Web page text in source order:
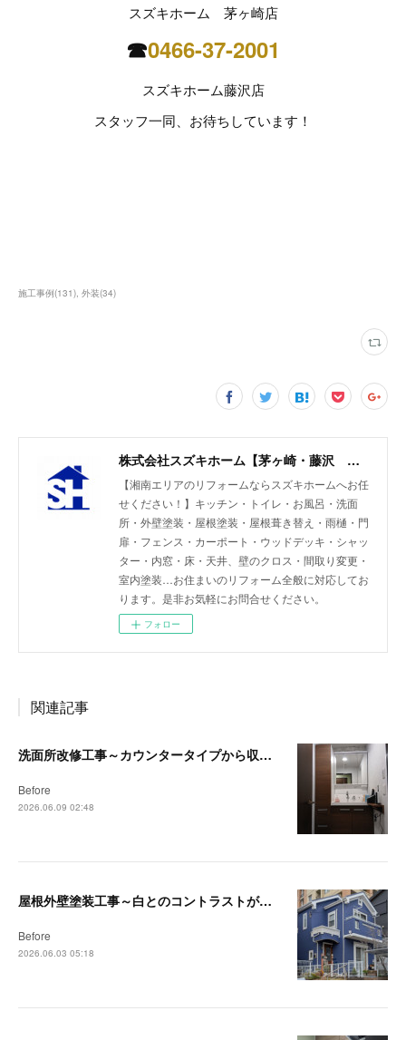
スズキホーム 茅ヶ崎店
☎0466-37-2001
スズキホーム藤沢店
スタッフ一同、お待ちしています！
施工事例(131) 外装(34)
株式会社スズキホーム【茅ヶ崎・藤沢 湘南エリアのリフォーム】
【湘南エリアのリフォームならスズキホームへお任
せください！】キッチン・トイレ・お風呂・洗面
所・外壁塗装・屋根塗装・屋根葺き替え・雨樋・門
扉・フェンス・カーポート・ウッドデッキ・シャッ
ター・内窓・床・天井、壁のクロス・間取り変更・
室内塗装…お住まいのリフォーム全般に対応してお
ります。是非お気軽にお問合せください。
フォロー
関連記事
洗面所改修工事～カウンタータイプから収納付洗面台へ～【茅ヶ崎・藤沢リフォーム事例】
Before
2026.06.09 02:48
屋根外壁塗装工事～白とのコントラストが映える深みのあるブルーへ～【藤沢・茅ヶ崎リフォーム事例】
Before
2026.06.03 05:18